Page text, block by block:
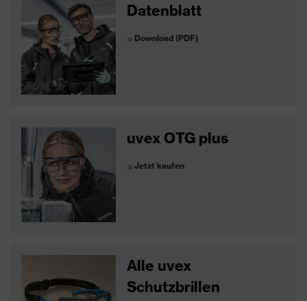
Datenblatt
Download (PDF)
uvex OTG plus
Jetzt kaufen
Alle uvex
Schutzbrillen